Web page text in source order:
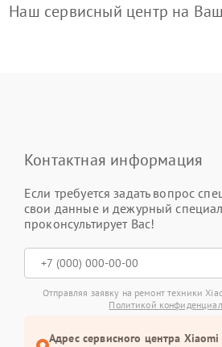
Наш сервисный центр на
Контактная информация
Если требуется задать вопрос
свои данные и дежурный
проконсультирует Вас!
Отправляя заявку на ремонт техники
Политикой
Адрес сервисного центра Xiaomi